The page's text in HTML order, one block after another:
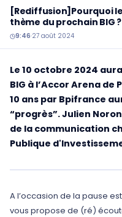
[Rediffusion]Pourquoi
thème du prochain BIG ?
9:46·27 août 2024
Le 10 octobre 2024
BIG à l’Accor Arena de
10 ans par Bpifrance
“progrès”. Julien
de la communication
Publique
A l’occasion de la pause
vous propose de (ré)